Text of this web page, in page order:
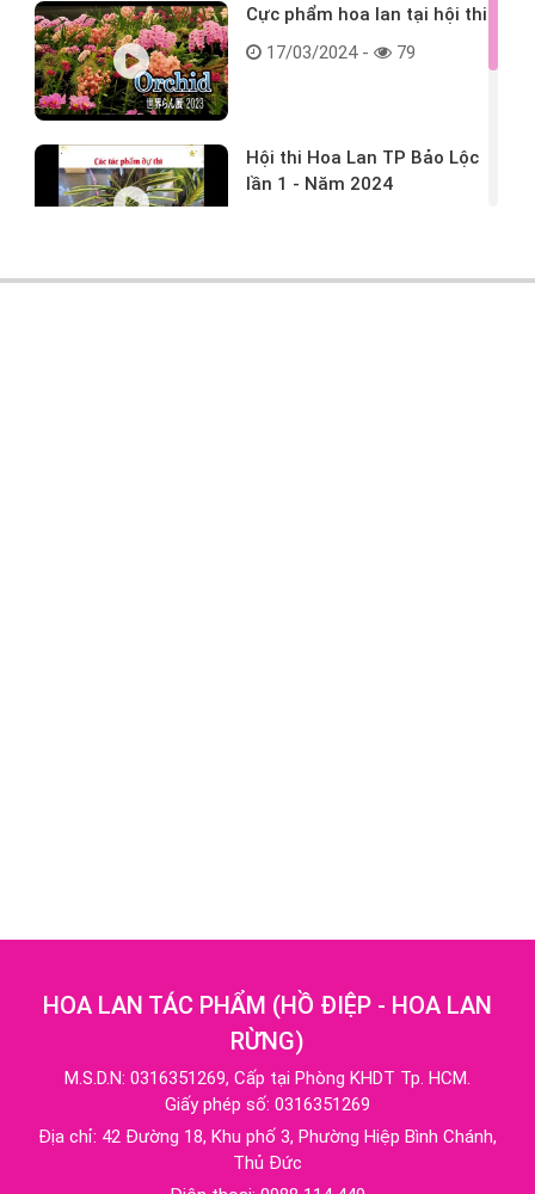
Cực phẩm hoa lan tại hội thi
17/03/2024 -
79
Hội thi Hoa Lan TP Bảo Lộc
lần 1 - Năm 2024
HOA LAN TÁC PHẨM (HỒ ĐIỆP - HOA LAN
RỪNG)
M.S.D.N: 0316351269, Cấp tại Phòng KHDT Tp. HCM.
Giấy phép số: 0316351269
Địa chỉ: 42 Đường 18, Khu phố 3, Phường Hiệp Bình Chánh,
Thủ Đức